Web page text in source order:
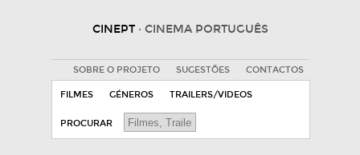
CINEPT · CINEMA PORTUGUÊS
SOBRE O PROJETO SUGESTÕES CONTACTOS
FILMES GÉNEROS TRAILERS/VIDEOS
PROCURAR